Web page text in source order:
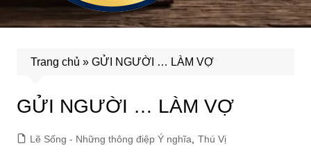
Trang chủ » GỬI NGƯỜI … LÀM VỢ
GỬI NGƯỜI … LÀM VỢ
Lẽ Sống - Những thông điệp Ý nghĩa Thú Vị